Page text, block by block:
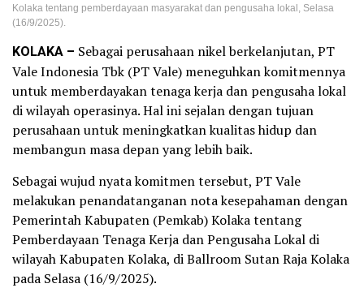
Kolaka tentang pemberdayaan masyarakat dan pengusaha lokal, Selasa
(16/9/2025).
KOLAKA – Sebagai perusahaan nikel berkelanjutan, PT
Vale Indonesia Tbk (PT Vale) meneguhkan komitmennya
untuk memberdayakan tenaga kerja dan pengusaha lokal
di wilayah operasinya. Hal ini sejalan dengan tujuan
perusahaan untuk meningkatkan kualitas hidup dan
membangun masa depan yang lebih baik.
Sebagai wujud nyata komitmen tersebut, PT Vale
melakukan penandatanganan nota kesepahaman dengan
Pemerintah Kabupaten (Pemkab) Kolaka tentang
Pemberdayaan Tenaga Kerja dan Pengusaha Lokal di
wilayah Kabupaten Kolaka, di Ballroom Sutan Raja Kolaka
pada Selasa (16/9/2025).